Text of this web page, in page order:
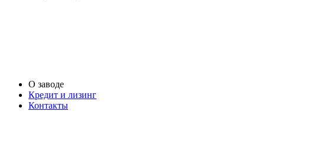
О заводе
Кредит и лизинг
Контакты